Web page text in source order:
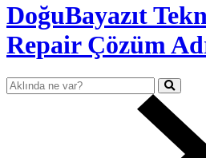
DoğuBayazıt
Repair Çözüm